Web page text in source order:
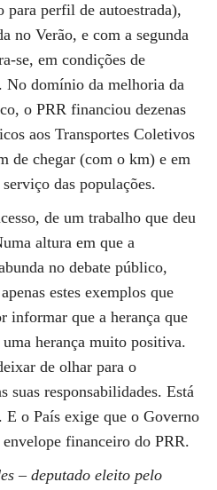
para perfil de autoestrada),
no Verão, e com a segunda
se, em condições de
No domínio da melhoria da
o PRR financiou dezenas
aos Transportes Coletivos
de chegar (com o km) e em
das populações.
de um trabalho que deu
altura em que a
no debate público,
estes exemplos que
informar que a herança que
herança muito positiva.
de olhar para o
suas responsabilidades. Está
E o País exige que o Governo
financeiro do PRR.
– deputado eleito pelo